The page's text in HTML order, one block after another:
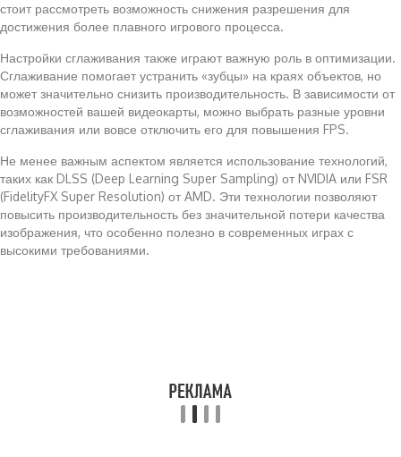
стоит рассмотреть возможность снижения разрешения для
достижения более плавного игрового процесса.
Настройки сглаживания также играют важную роль в оптимизации.
Сглаживание помогает устранить «зубцы» на краях объектов, но
может значительно снизить производительность. В зависимости от
возможностей вашей видеокарты, можно выбрать разные уровни
сглаживания или вовсе отключить его для повышения FPS.
Не менее важным аспектом является использование технологий,
таких как DLSS (Deep Learning Super Sampling) от NVIDIA или FSR
(FidelityFX Super Resolution) от AMD. Эти технологии позволяют
повысить производительность без значительной потери качества
изображения, что особенно полезно в современных играх с
высокими требованиями.